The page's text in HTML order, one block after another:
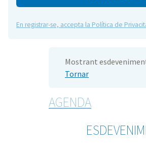
En registrar-se, accepta la Política de
Mostrant
Tornar
AGENDA